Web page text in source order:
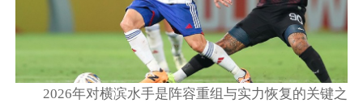
2026年对横滨水手是阵容重组与实力恢复的关键之